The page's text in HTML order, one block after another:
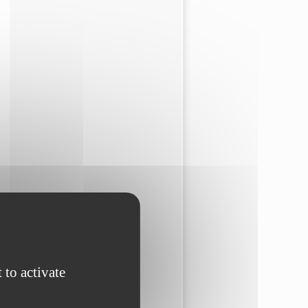
to activate